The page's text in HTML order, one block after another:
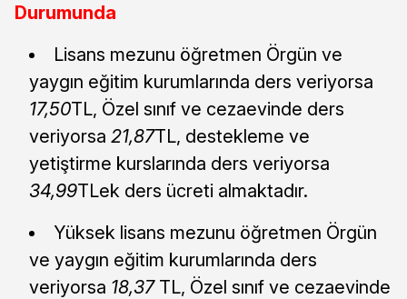
Durumunda
Lisans mezunu öğretmen Örgün ve
yaygın eğitim kurumlarında ders veriyorsa
17,50TL, Özel sınıf ve cezaevinde ders
veriyorsa 21,87TL, destekleme ve
yetiştirme kurslarında ders veriyorsa
34,99TLek ders ücreti almaktadır.
Yüksek lisans mezunu öğretmen Örgün
ve yaygın eğitim kurumlarında ders
veriyorsa 18,37 TL, Özel sınıf ve cezaevinde